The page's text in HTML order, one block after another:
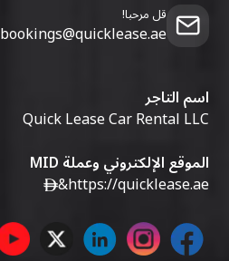
قل مرحبا!
bookings@quicklease.ae
اسم التاجر
Quick Lease Car Rental LLC
الموقع الإلكتروني وعملة MID
https://quicklease.ae
&